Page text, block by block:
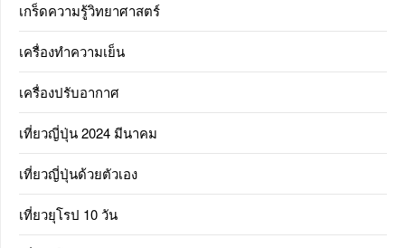
เกร็ดความรู้วิทยาศาสตร์
เครื่องทำความเย็น
เครื่องปรับอากาศ
เที่ยวญี่ปุ่น 2024 มีนาคม
เที่ยวญี่ปุ่นด้วยตัวเอง
เที่ยวยุโรป 10 วัน